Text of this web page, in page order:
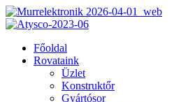
Főoldal
Rovataink
Üzlet
Konstruktőr
Gyártósor